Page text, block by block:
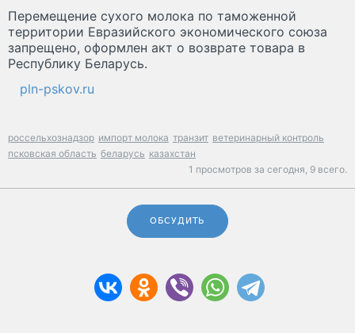
Перемещение сухого молока по таможенной
территории Евразийского экономического союза
запрещено, оформлен акт о возврате товара в
Республику Беларусь.
pln-pskov.ru
россельхознадзор импорт молока транзит ветеринарный контроль
псковская область беларусь казахстан
1 просмотров за сегодня, 9 всего.
ОБСУДИТЬ